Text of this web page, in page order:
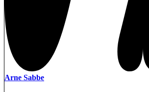
Arne Sabbe